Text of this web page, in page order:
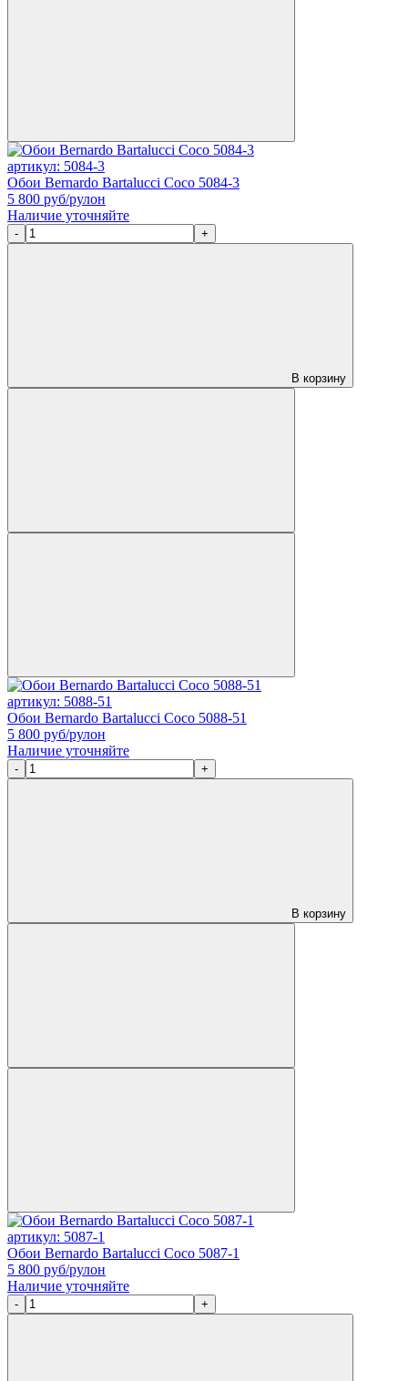
артикул: 5084-3
Обои Bernardo Bartalucci Coco 5084-3
5 800 руб/рулон
Наличие уточняйте
- +
В корзину
артикул: 5088-51
Обои Bernardo Bartalucci Coco 5088-51
5 800 руб/рулон
Наличие уточняйте
- +
В корзину
артикул: 5087-1
Обои Bernardo Bartalucci Coco 5087-1
5 800 руб/рулон
Наличие уточняйте
- +